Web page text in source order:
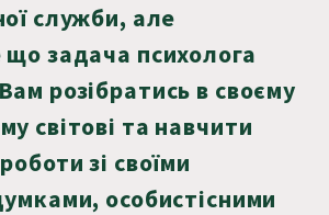
служби, але
задача психолога
розібратись в своєму
світові та навчити
зі своїми
особистісними